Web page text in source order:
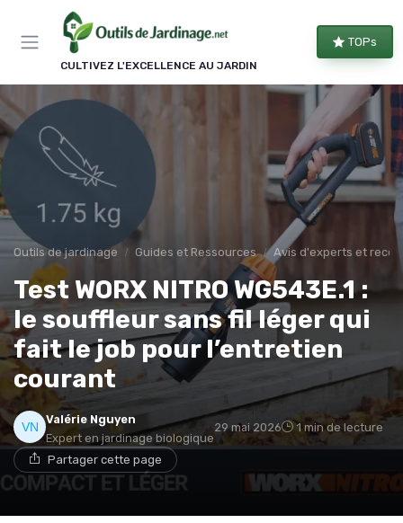
CULTIVEZ L'EXCELLENCE AU JARDIN
TOPs
Outils de jardinage Guides et Ressources Avis d'experts et
Test WORX NITRO WG543E.1 :
le souffleur sans fil léger qui
fait le job pour l’entretien
courant
Valérie Nguyen
Expert en jardinage biologique
29 mai 2026 1 min de lecture
Partager cette page
Panneau de gestion des cookies